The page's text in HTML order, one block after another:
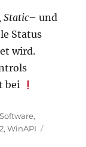
Static– und
Status
wird.
bei
Software,
,WinAPI